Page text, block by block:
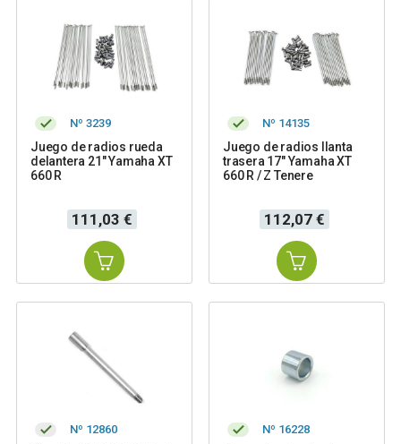
Nº 3239
Juego de radios rueda
delantera 21" Yamaha XT
660 R
Precio
111,03 €
Nº 14135
Juego de radios llanta
trasera 17" Yamaha XT
660 R / Z Tenere
Precio
112,07 €
Nº 12860 Nº 16228